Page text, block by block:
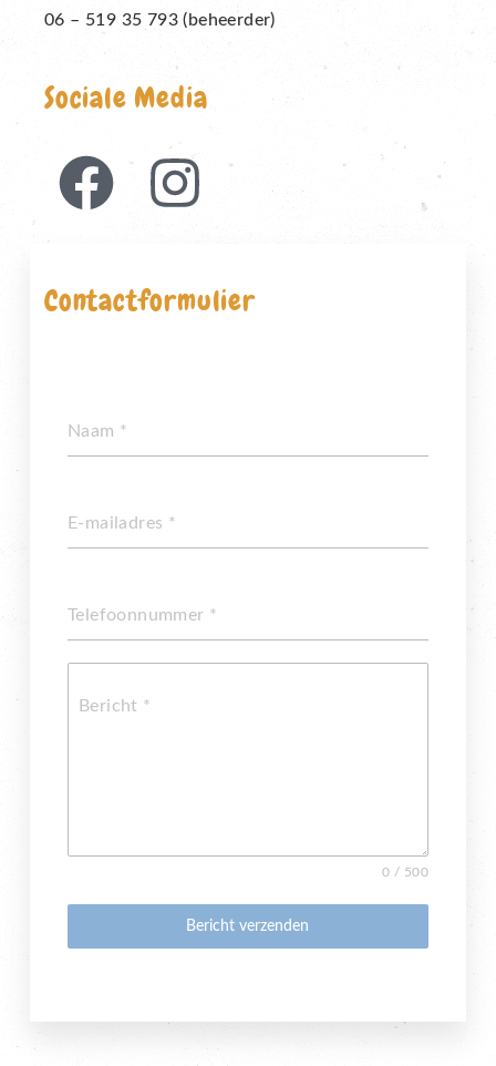
06 – 519 35 793 (beheerder)
Sociale Media
Contactformulier
Naam *
E-mailadres *
Telefoonnummer *
Bericht *
0 / 500
Bericht verzenden